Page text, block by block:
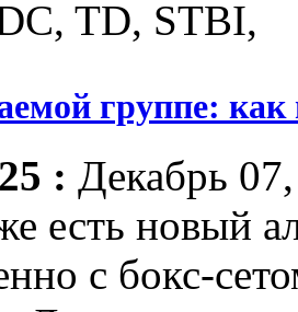
TD, STBI,
группе:
: Декабрь
есть новый
с бокс-